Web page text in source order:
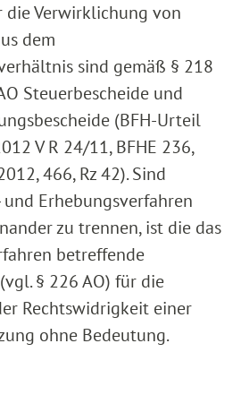
die Verwirklichung von
dem
sind gemäß § 218
Steuerbescheide und
(BFH-Urteil
V R 24/11, BFHE 236,
466, Rz 42). Sind
und Erhebungsverfahren
zu trennen, ist die das
betreffende
§ 226 AO) für die
Rechtswidrigkeit einer
ohne Bedeutung.